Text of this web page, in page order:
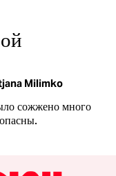
Milimko
сожжено много